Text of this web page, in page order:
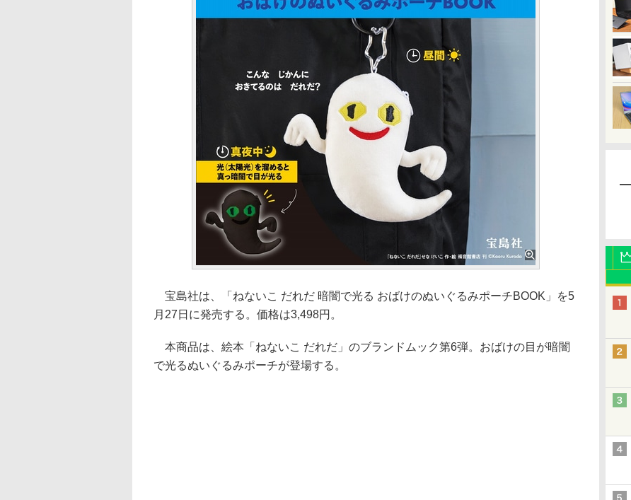
宝島社は、「ねないこ だれだ 暗闇で光る おばけのぬいぐるみポーチBOOK」を5
月27日に発売する。価格は3,498円。
本商品は、絵本「ねないこ だれだ」のブランドムック第6弾。おばけの目が暗闇
で光るぬいぐるみポーチが登場する。